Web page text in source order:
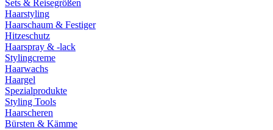
Sets & Reisegrößen
Haarstyling
Haarschaum & Festiger
Hitzeschutz
Haarspray & -lack
Stylingcreme
Haarwachs
Haargel
Spezialprodukte
Styling Tools
Haarscheren
Bürsten & Kämme